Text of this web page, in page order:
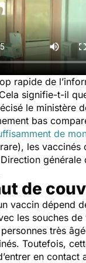
rapide de
signifie-t-il
le ministère
bas
de
les
générale
de
vaccin
les souches
très
Toutefois,
en